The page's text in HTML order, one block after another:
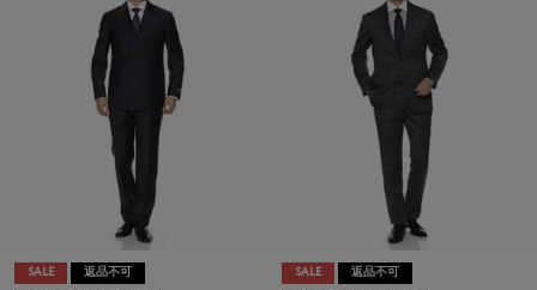
SALE 返品不可 SALE 返品不可